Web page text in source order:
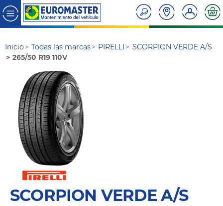
Inicio Todas las marcas PIRELLI
SCORPION VERDE A/S
265/50 R19 110V
SCORPION VERDE A/S